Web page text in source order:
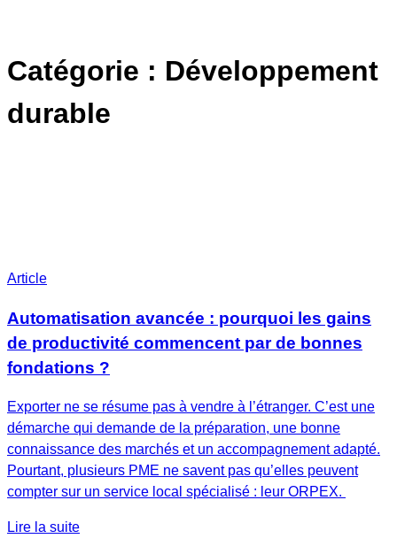
Catégorie : Développement
durable
Article
Automatisation avancée : pourquoi les gains
de productivité commencent par de bonnes
fondations ?
Exporter ne se résume pas à vendre à l’étranger. C’est une
démarche qui demande de la préparation, une bonne
connaissance des marchés et un accompagnement adapté.
Pourtant, plusieurs PME ne savent pas qu’elles peuvent
compter sur un service local spécialisé : leur ORPEX.
Lire la suite